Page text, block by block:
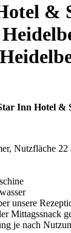
&
Inn Hotel &
Nutzfläche 22
unsere
Mittagssnack
je nach